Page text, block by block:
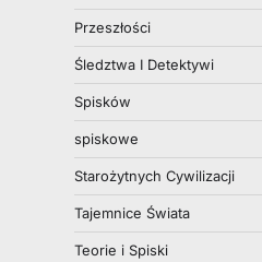
Przeszłości
Śledztwa I Detektywi
Spisków
spiskowe
Starożytnych Cywilizacji
Tajemnice Świata
Teorie i Spiski